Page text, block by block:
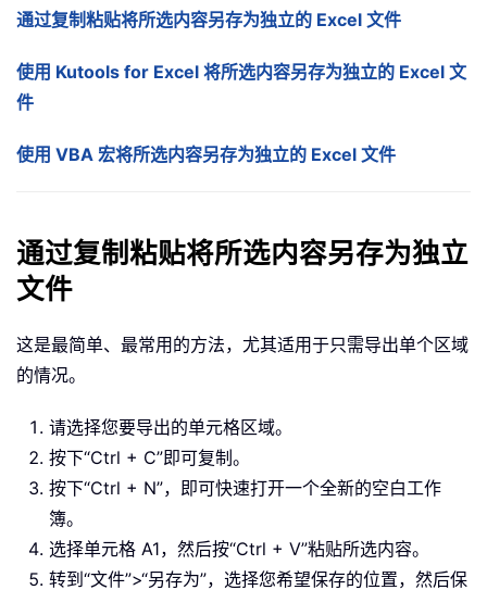
通过复制粘贴将所选内容另存为独立的 Excel 文件
使用 Kutools for Excel 将所选内容另存为独立的 Excel 文
件
使用 VBA 宏将所选内容另存为独立的 Excel 文件
通过复制粘贴将所选内容另存为独立
文件
这是最简单、最常用的方法，尤其适用于只需导出单个区域
的情况。
请选择您要导出的单元格区域。
按下“Ctrl + C”即可复制。
按下“Ctrl + N”，即可快速打开一个全新的空白工作
簿。
选择单元格 A1，然后按“Ctrl + V”粘贴所选内容。
转到“文件”>“另存为”，选择您希望保存的位置，然后保